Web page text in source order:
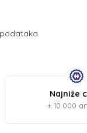
Najniže
+ 10.000